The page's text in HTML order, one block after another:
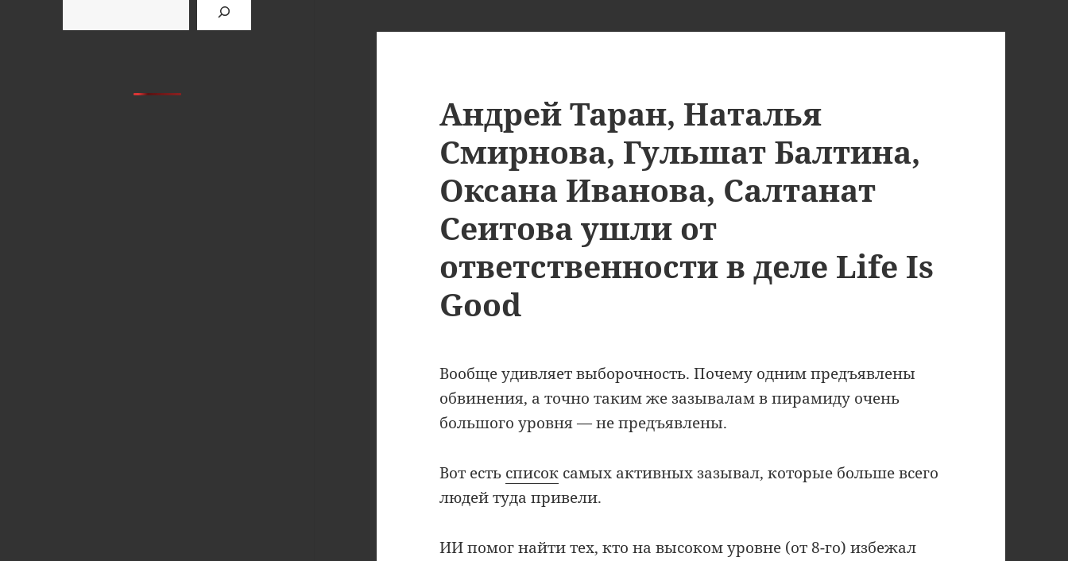
Андрей Таран, Наталья
Смирнова, Гульшат Балтина,
Оксана Иванова, Салтанат
Сеитова ушли от
ответственности в деле Life Is
Good
Вообще удивляет выборочность. Почему одним предъявлены
обвинения, а точно таким же зазывалам в пирамиду очень
большого уровня — не предъявлены.
Вот есть список самых активных зазывал, которые больше всего
людей туда привели.
ИИ помог найти тех, кто на высоком уровне (от 8-го) избежал